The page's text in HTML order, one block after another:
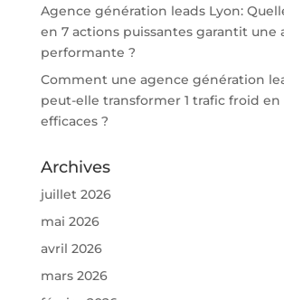
Agence génération leads Lyon:
en 7 actions puissantes garantit une
performante ?
Comment une agence génération
peut-elle transformer 1 trafic froid en
efficaces ?
Archives
juillet 2026
mai 2026
avril 2026
mars 2026